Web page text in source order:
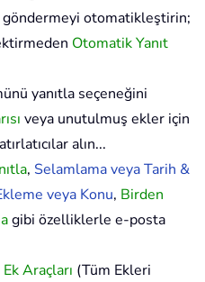
otomatikleştirin;
Otomatik Yanıt
yanıtla seçeneğini
veya unutulmuş ekler için
alın...
, Selamlama veya Tarih &
veya Konu, Birden
gibi özelliklerle e-posta
Ek Araçları (Tüm Ekleri